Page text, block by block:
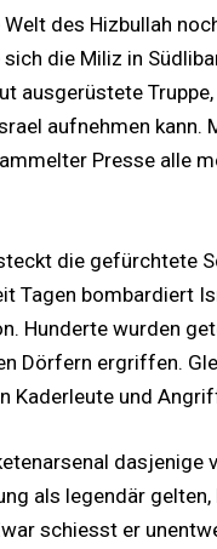
des Hizbullah
die Miliz in
ausgerüstete
aufnehmen
Presse alle
die gefürchtete
Tagen bombardiert
Hunderte wurden
Dörfern ergriffen.
Kaderleute und
als legendär
schiesst er